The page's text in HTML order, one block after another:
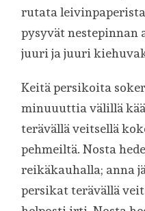
rutata
pysyvät nestepinnan
juuri ja juuri
Keitä persikoita
minuuuttia välillä
terävällä veitsellä
pehmeiltä. Nosta
reikäkauhalla; anna
persikat terävällä